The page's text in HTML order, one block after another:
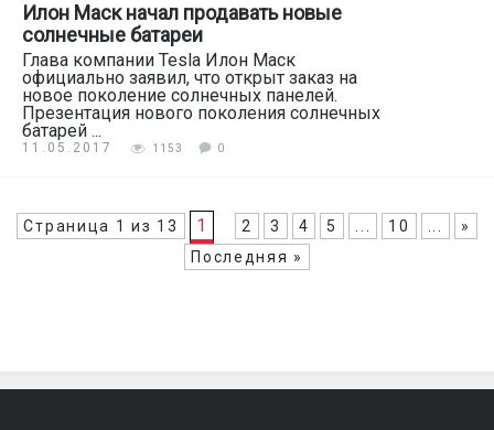
11.05.2017 1153 0
Илон Маск начал продавать новые
солнечные батареи
Глава компании Tesla Илон Маск
официально заявил, что открыт заказ на
новое поколение солнечных панелей.
Презентация нового поколения солнечных
батарей ...
Страница 1 из 13 1 2 3 4 5 10
»
Последняя »